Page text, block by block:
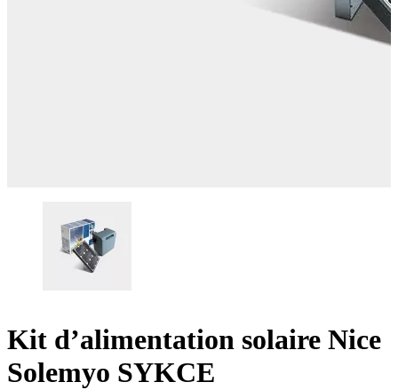
Kit d’alimentation solaire Nice
Solemyo SYKCE